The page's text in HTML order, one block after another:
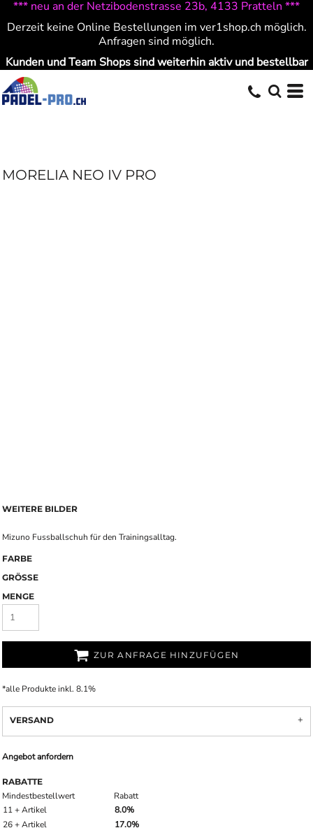
*** neu an der Netzibodenstrasse 23b, 4133 Pratteln ***
Derzeit keine Online Bestellungen im ver1shop.ch möglich.
Anfragen sind möglich.
Kunden und Team Shops sind weiterhin aktiv und bestellbar
MORELIA NEO IV PRO
WEITERE BILDER
Mizuno Fussballschuh für den Trainingsalltag.
FARBE
GRÖSSE
MENGE
ZUR ANFRAGE HINZUFÜGEN
*alle Produkte inkl. 8.1%
VERSAND
Angebot anfordern
RABATTE
Mindestbestellwert
Rabatt
11 + Artikel
8.0%
26 + Artikel
17.0%